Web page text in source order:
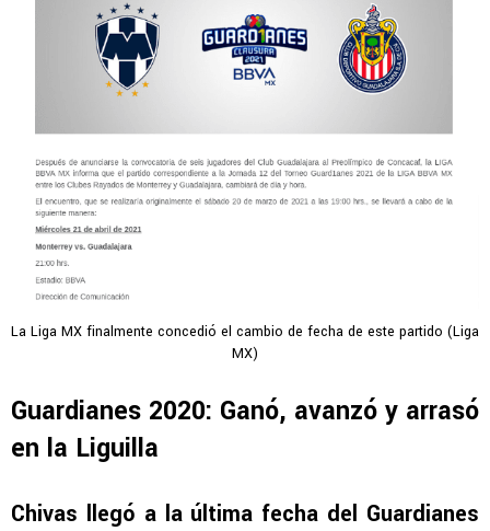
La Liga MX finalmente concedió el cambio de fecha de este partido (Liga
MX)
Guardianes 2020: Ganó, avanzó y arrasó
en la Liguilla
Chivas llegó a la última fecha del Guardianes